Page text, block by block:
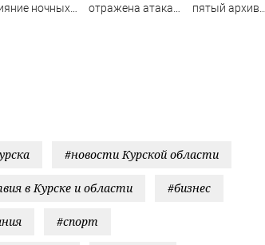
ночных
отражена атака
пятый архив
#новости Курской области
в Курске и области #бизнес
#спорт